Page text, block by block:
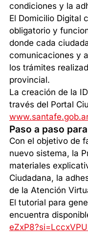
condiciones y la
El Domicilio Digital
obligatorio y
donde cada
comunicaciones y
los trámites
provincial.
La creación de la
través del Portal
Paso a paso
Con el objetivo de
nuevo sistema, la
materiales
Ciudadana, la
de la Atención
El tutorial para
encuentra